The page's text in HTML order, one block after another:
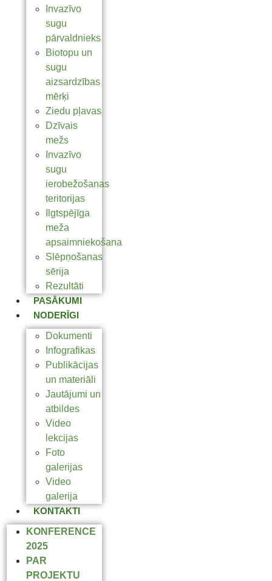
Invazīvo
sugu
pārvaldnieks
Biotopu un
sugu
aizsardzības
mērķi
Ziedu pļavas
Dzīvais
mežs
Invazīvo
sugu
ierobežošanas
teritorijas
Ilgtspējīga
meža
apsaimniekošana
Slēpņošanas
sērija
Rezultāti
PASĀKUMI
NODERĪGI
Dokumenti
Infografikas
Publikācijas
un materiāli
Jautājumi un
atbildes
Video
lekcijas
Foto
galerijas
Video
galerija
KONTAKTI
KONFERENCE
2025
PAR
PROJEKTU